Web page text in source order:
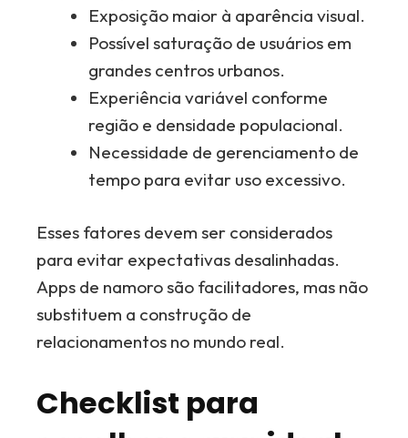
Exposição maior à aparência visual.
Possível saturação de usuários em
grandes centros urbanos.
Experiência variável conforme
região e densidade populacional.
Necessidade de gerenciamento de
tempo para evitar uso excessivo.
Esses fatores devem ser considerados
para evitar expectativas desalinhadas.
Apps de namoro são facilitadores, mas não
substituem a construção de
relacionamentos no mundo real.
Checklist para